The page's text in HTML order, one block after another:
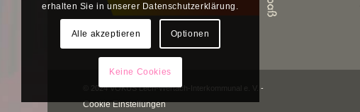
© 2024 VOKUS Lech-Wertach-Interkommunal e. V. -
Cookie Einstellungen
erhalten Sie in unserer Datenschutzerklärung.
Alle akzeptieren Optionen
Keine Cookies